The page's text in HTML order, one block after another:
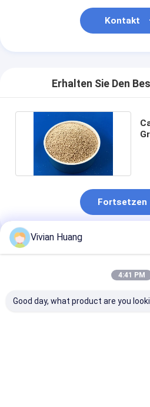
Kontakt
Erhalten Sie Den
Fortsetzen
Empfohlene Produkte
Vivian Huang
4:41 PM
Good day, what product are you